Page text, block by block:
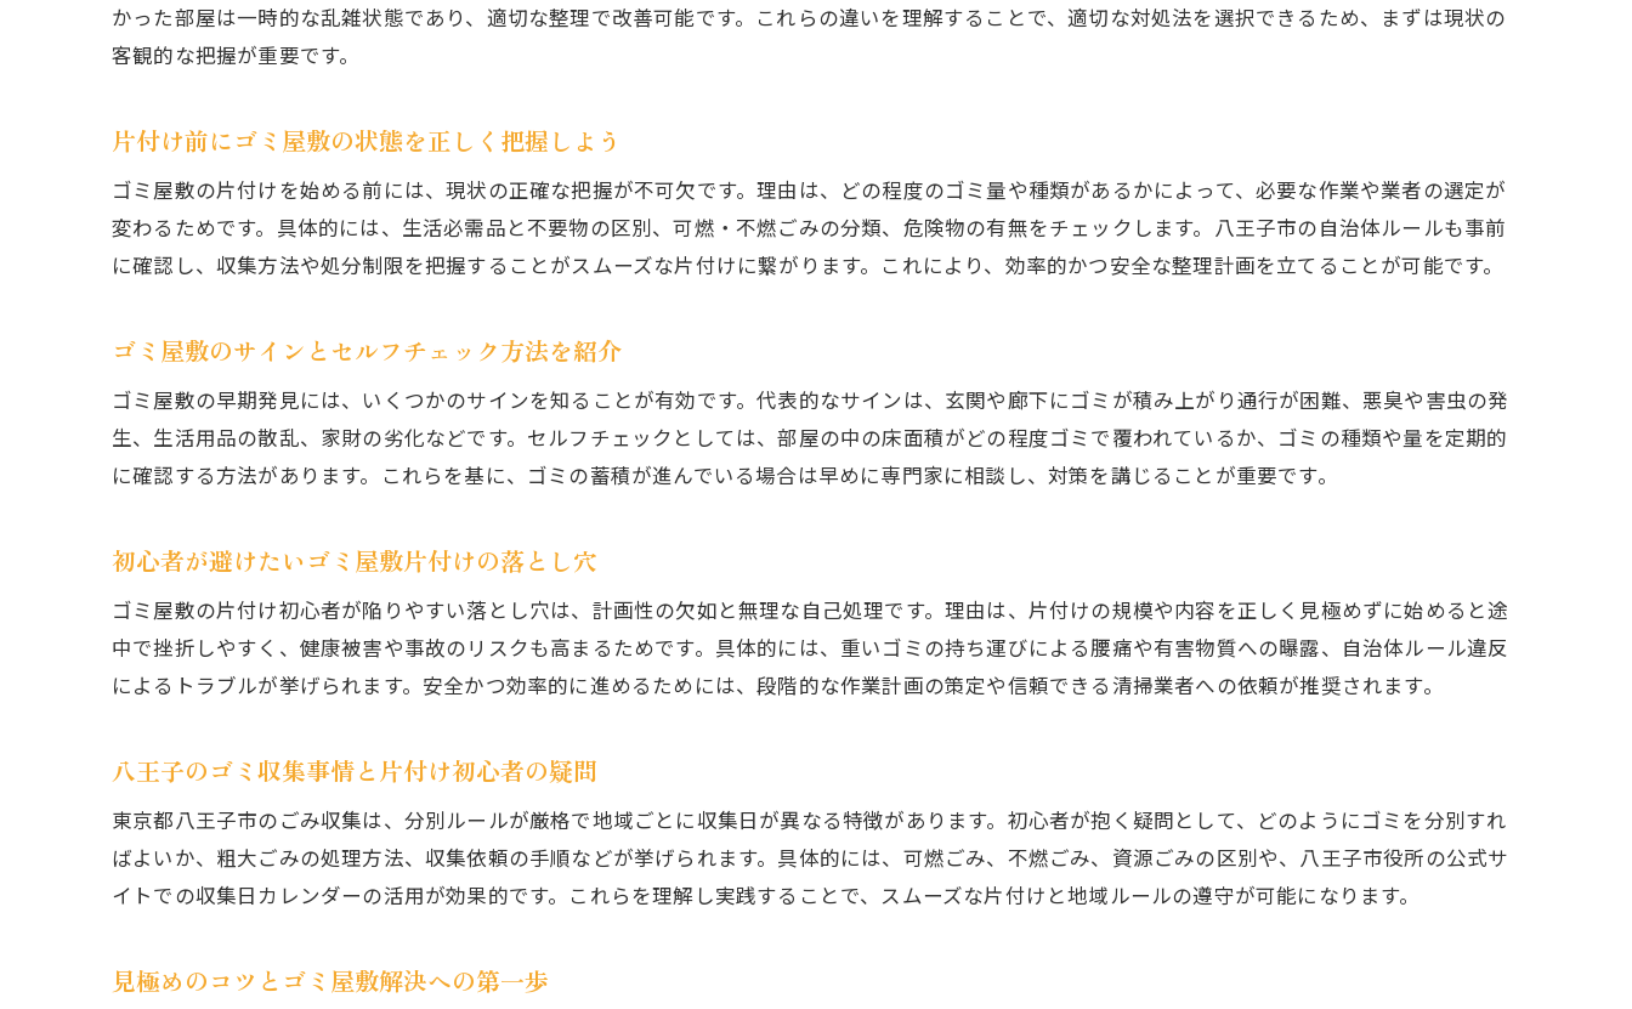
心身の健康を守るゴミ屋敷整理の重要性
八王子でゴミ屋敷解決を始める際の基本ポイント
信頼できるゴミ屋敷片付け業者への相談方法
片付け後も安心できるサポートの活用法
かった部屋は一時的な乱雑状態であり、適切な整理で改善可能です。これらの違いを理解することで、適切な対処法を選択できるため、まずは現状の
客観的な把握が重要です。
片付け前にゴミ屋敷の状態を正しく把握しよう
ゴミ屋敷の片付けを始める前には、現状の正確な把握が不可欠です。理由は、どの程度のゴミ量や種類があるかによって、必要な作業や業者の選定が
変わるためです。具体的には、生活必需品と不要物の区別、可燃・不燃ごみの分類、危険物の有無をチェックします。八王子市の自治体ルールも事前
に確認し、収集方法や処分制限を把握することがスムーズな片付けに繋がります。これにより、効率的かつ安全な整理計画を立てることが可能です。
ゴミ屋敷のサインとセルフチェック方法を紹介
ゴミ屋敷の早期発見には、いくつかのサインを知ることが有効です。代表的なサインは、玄関や廊下にゴミが積み上がり通行が困難、悪臭や害虫の発
生、生活用品の散乱、家財の劣化などです。セルフチェックとしては、部屋の中の床面積がどの程度ゴミで覆われているか、ゴミの種類や量を定期的
に確認する方法があります。これらを基に、ゴミの蓄積が進んでいる場合は早めに専門家に相談し、対策を講じることが重要です。
初心者が避けたいゴミ屋敷片付けの落とし穴
ゴミ屋敷の片付け初心者が陥りやすい落とし穴は、計画性の欠如と無理な自己処理です。理由は、片付けの規模や内容を正しく見極めずに始めると途
中で挫折しやすく、健康被害や事故のリスクも高まるためです。具体的には、重いゴミの持ち運びによる腰痛や有害物質への曝露、自治体ルール違反
によるトラブルが挙げられます。安全かつ効率的に進めるためには、段階的な作業計画の策定や信頼できる清掃業者への依頼が推奨されます。
八王子のゴミ収集事情と片付け初心者の疑問
東京都八王子市のごみ収集は、分別ルールが厳格で地域ごとに収集日が異なる特徴があります。初心者が抱く疑問として、どのようにゴミを分別すれ
ばよいか、粗大ごみの処理方法、収集依頼の手順などが挙げられます。具体的には、可燃ごみ、不燃ごみ、資源ごみの区別や、八王子市役所の公式サ
イトでの収集日カレンダーの活用が効果的です。これらを理解し実践することで、スムーズな片付けと地域ルールの遵守が可能になります。
見極めのコツとゴミ屋敷解決への第一歩